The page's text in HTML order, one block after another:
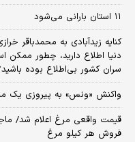
۱۱ استان بارانی می‌شود
کنایه زیدآبادی به محمدباقر
دنیا اطلاع دارید، چطور ممکن
سران کشور بی‌اطلاع بوده
واکنش «ونس» به پیروزی یک
فروش هر کیلو مرغ